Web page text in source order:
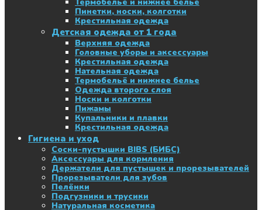
Пинетки, носки, колготки
Крестильная одежда
Детская одежда от 1 года
Верхняя одежда
Головные уборы и аксессуары
Крестильная одежда
Нательная одежда
Термобельё и нижнее белье
Одежда второго слоя
Носки и колготки
Пижамы
Купальники и плавки
Крестильная одежда
Гигиена и уход
Соски-пустышки BIBS (БИБС)
Аксессуары для кормления
Держатели для пустышек и прорезывателей
Прорезыватели для зубов
Пелёнки
Подгузники и трусики
Натуральная косметика